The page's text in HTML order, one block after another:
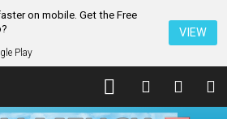
on mobile. Get the Free
Play
VIEW